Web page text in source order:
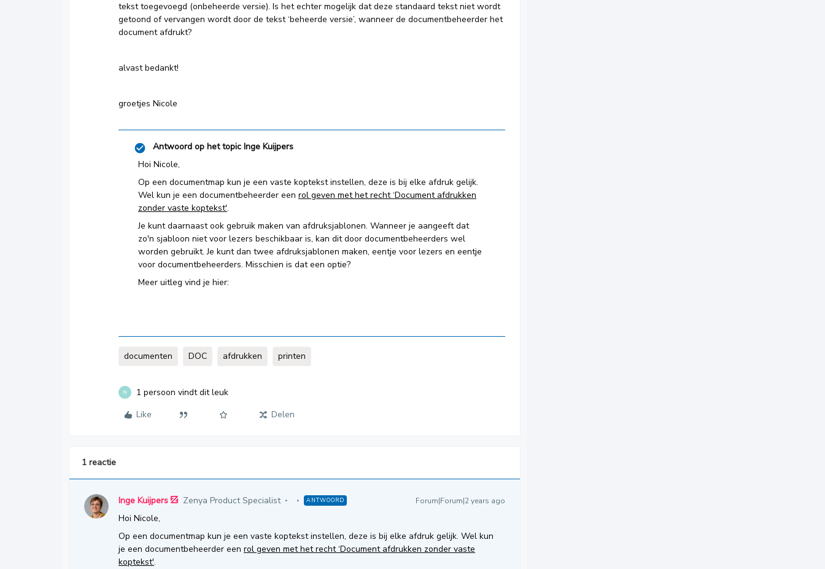
tekst toegevoegd (onbeheerde versie). Is het echter mogelijk dat deze standaard tekst niet wordt
getoond of vervangen wordt door de tekst ‘beheerde versie’, wanneer de documentbeheerder het
document afdrukt?
alvast bedankt!
groetjes Nicole
Antwoord op het topic Inge Kuijpers
Hoi Nicole,
Op een documentmap kun je een vaste koptekst instellen, deze is bij elke afdruk gelijk.
Wel kun je een documentbeheerder een rol geven met het recht ‘Document afdrukken
zonder vaste koptekst'.
Je kunt daarnaast ook gebruik maken van afdruksjablonen. Wanneer je aangeeft dat
zo'n sjabloon niet voor lezers beschikbaar is, kan dit door documentbeheerders wel
worden gebruikt. Je kunt dan twee afdruksjablonen maken, eentje voor lezers en eentje
voor documentbeheerders. Misschien is dat een optie?
Meer uitleg vind je hier:
documenten DOC afdrukken printen
N
1 persoon vindt dit leuk
Like
Delen
1 reactie
Inge Kuijpers Zenya Product Specialist ANTWOORD Forum|Forum|2 years ago
Hoi Nicole,
Op een documentmap kun je een vaste koptekst instellen, deze is bij elke afdruk gelijk. Wel kun
je een documentbeheerder een rol geven met het recht ‘Document afdrukken zonder vaste
koptekst'.